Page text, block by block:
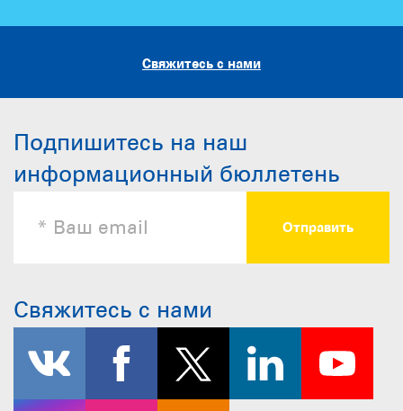
Свяжитесь с нами
Подпишитесь на наш
информационный бюллетень
Свяжитесь с нами